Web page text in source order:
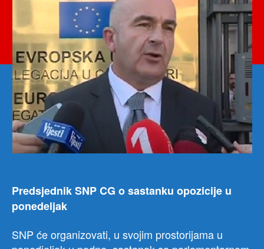
da
Predsjednik SNP CG o sastanku opozicije u
ponedeljak
SNP će organizovati, u svojim prostorijama u